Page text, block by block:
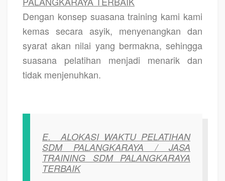
Dengan konsep suasana training kami kami
kemas secara asyik, menyenangkan dan
syarat akan nilai yang bermakna, sehingga
suasana pelatihan menjadi menarik dan
tidak menjenuhkan.
E.
ALOKASI WAKTU PELATIHAN
SDM PALANGKARAYA / JASA
TRAINING SDM PALANGKARAYA
TERBAIK